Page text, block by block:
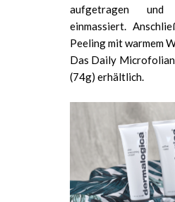
aufgetragen
einmassiert.
Peeling mit warmem
Das Daily
(74g) erhältlich.